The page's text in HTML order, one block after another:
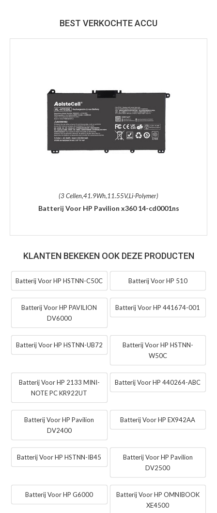
BEST VERKOCHTE ACCU
(3 Cellen,41.9Wh,11.55V,Li-Polymer)
Batterij Voor HP Pavilion x360 14-cd0001ns
KLANTEN BEKEKEN OOK DEZE PRODUCTEN
Batterij Voor HP HSTNN-C50C Batterij Voor HP 510
Batterij Voor HP PAVILION
DV6000
Batterij Voor HP 441674-001
Batterij Voor HP HSTNN-UB72
Batterij Voor HP HSTNN-
W50C
Batterij Voor HP 2133 MINI-
NOTE PC KR922UT
Batterij Voor HP 440264-ABC
Batterij Voor HP Pavilion
DV2400
Batterij Voor HP EX942AA
Batterij Voor HP HSTNN-IB45
Batterij Voor HP Pavilion
DV2500
Batterij Voor HP G6000
Batterij Voor HP OMNIBOOK
XE4500